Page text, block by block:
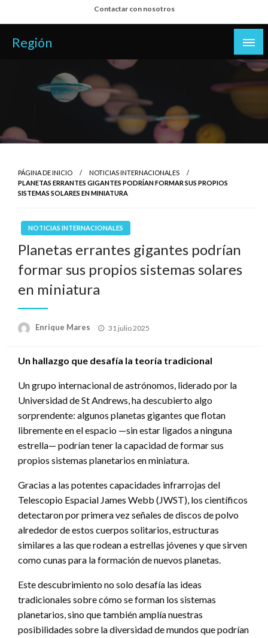
al
contenido
Contactar con nosotros
Región
PÁGINA DE INICIO
NOTICIAS INTERNACIONALES
PLANETAS ERRANTES GIGANTES PODRÍAN FORMAR SUS PROPIOS
SISTEMAS SOLARES EN MINIATURA
NOTICIAS INTERNACIONALES
Planetas errantes gigantes podrían
formar sus propios sistemas solares
en miniatura
Enrique Mares
Publicado
31 julio 2025
Un hallazgo que desafía la teoría tradicional
Un grupo internacional de astrónomos, liderado por la
Universidad de St Andrews, ha descubierto algo
sorprendente: algunos planetas gigantes que flotan
libremente en el espacio —sin estar ligados a ninguna
estrella— podrían tener la capacidad de formar sus
propios sistemas planetarios en miniatura.
Gracias a las potentes capacidades infrarrojas del
Telescopio Espacial James Webb (JWST), los científicos
detectaron por primera vez señales de discos de polvo
alrededor de estos cuerpos solitarios, estructuras
similares a las que rodean a estrellas jóvenes y que sirven
como cunas para la formación de nuevos planetas.
Este descubrimiento no solo desafía las ideas
tradicionales sobre cómo se forman los sistemas
planetarios, sino que también amplía nuestras
posibilidades sobre la diversidad de mundos que podrían